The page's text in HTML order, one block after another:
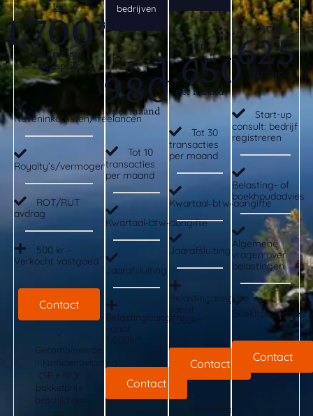
kr
1.700*
Eenmalige
basisprijs
Neveninkomsten/freelancen
Royalty’s/vermogen
ROT/RUT
avdrag
500 kr –
Verkocht vastgoed
Contact
*
Gecombineerde
inkomstenbelasting
(SE + NL):
pakketprijs
beschikbaar
bedrijven
kr
980
per maand
Tot 10
transacties
per maand
Kwartaal‑btw‑aangifte
Jaarafsluiting
Belastingaangifte
vanaf
3.000kr*
Contact
kr
1.650
per maand
Tot 30
transacties
per maand
Kwartaal‑btw‑aangifte
Jaarafsluiting
Belastingaangifte
vanaf
4.000kr*
Contact
Eenmalige
kr
625
per uur
Start-up
consult: bedrijf
registreren
Belasting- of
boekhoudadvies
Algemene
vragen over
belastingen
Boekhoudadvies
Contact